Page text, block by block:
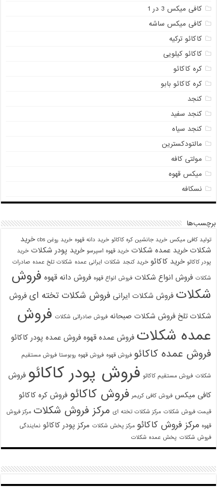
کافی میکس 3 در 1
کافی میکس ساشه
کاکائو ترکیه
کاکائو کیلویی
کره کاکائو
کره کاکائو بابو
کنجد
کنجد سفید
کنجد سیاه
مالتودکسترین
مولتی کافه
میکس قهوه
نسکافه
برچسب‌ها
تولید کافی میکس خرید جانشین کره کاکائو خرید دانه قهوه خرید روغن cbs
خرید
شکلات خرید عمده شکلات خرید قهوه اسپرسو خرید پودر شکلات خرید
پودر کاکائو خرید کاکائو خرید کنجد شکلات ایرانی عمده شکلات تلخ عمده صادرات
شکلات فروش انواع شکلات فروش انواع قهوه فروش دانه قهوه فروش
شکلات فروش شکلات ایرانی فروش شکلات تخته ای فروش
شکلات تلخ فروش شکلات صبحانه فروش صادراتی شکلات فروش
عمده شکلات فروش عمده قهوه فروش عمده پودر کاکائو
فروش عمده کاکائو فروش قهوه فروش قهوه روبوستا فروش مستقیم
شکلات فروش مستقیم کاکائو فروش پودر کاکائو فروش
کافی میکس فروش کافی کریمر فروش کاکائو فروش کره کاکائو
قیمت فروش شکلات مرکز شکلات تخته ای مرکز فروش شکلات مرکز فروش
قهوه مرکز فروش کاکائو مرکز پخش شکلات مرکز پودر کاکائو نمایندگی
فروش شکلات پخش عمده شکلات